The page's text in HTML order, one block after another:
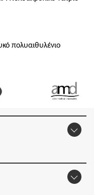
πολυαιθυλένιο